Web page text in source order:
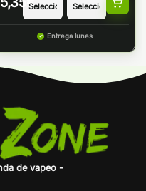
Entrega lunes
de vapeo -